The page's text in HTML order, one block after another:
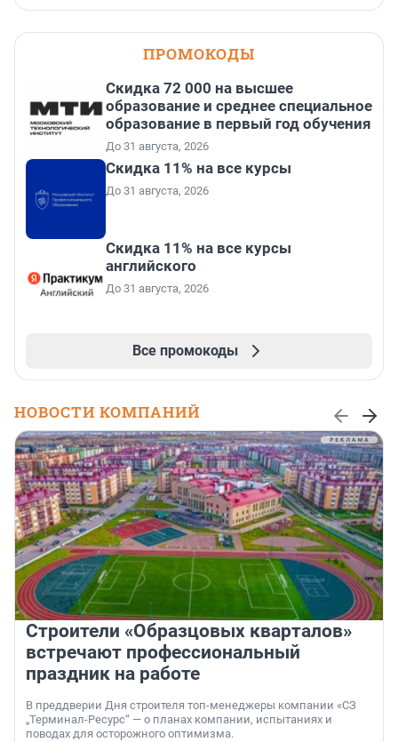
ПРОМОКОДЫ
Скидка 72 000 на высшее
образование и среднее специальное
образование в первый год обучения
До 31 августа, 2026
Скидка 11% на все курсы
До 31 августа, 2026
Скидка 11% на все курсы
английского
До 31 августа, 2026
Все промокоды
НОВОСТИ КОМПАНИЙ
Строители «Образцовых кварталов»
встречают профессиональный
праздник на работе
В преддверии Дня строителя топ-менеджеры компании «СЗ
„Терминал-Ресурс“ — о планах компании, испытаниях и
поводах для осторожного оптимизма.